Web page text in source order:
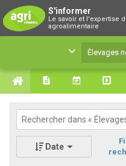
S'informer
Le savoir et l'expertise
agroalimentaire
Élevages
Le savoir et
Élevages
Date